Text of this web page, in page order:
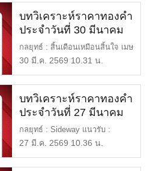
บทวิเคราะห์ราคาทองคำ
ประจำวันที่ 30 มีนาคม
2569
กลยุทธ์ : สิ้นเดือนเหมือนสิ้นใจ เมษ
าตัดสินราคาทอง แนวรั […]
30 มี.ค. 2569 10.31 น.
บทวิเคราะห์ราคาทองคำ
ประจำวันที่ 27 มีนาคม
2569
กลยุทธ์ : Sideway แนวรับ :
$4,350 หรือ 68,400 แนวต้าน :
27 มี.ค. 2569 10.36 น.